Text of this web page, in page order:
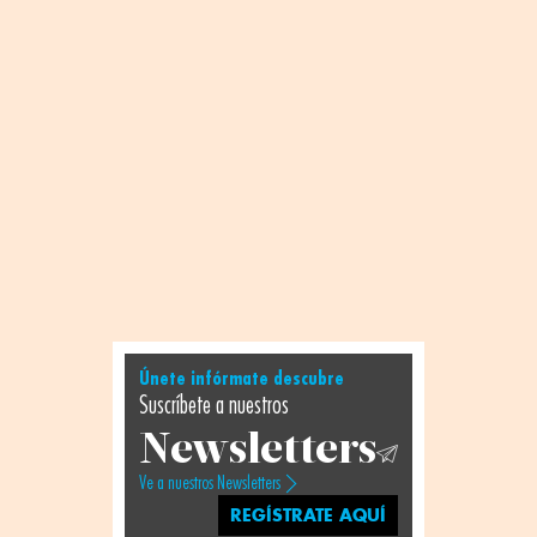
Únete infórmate descubre
Suscríbete a nuestros
Newsletters
Ve a nuestros Newsletters
REGÍSTRATE AQUÍ